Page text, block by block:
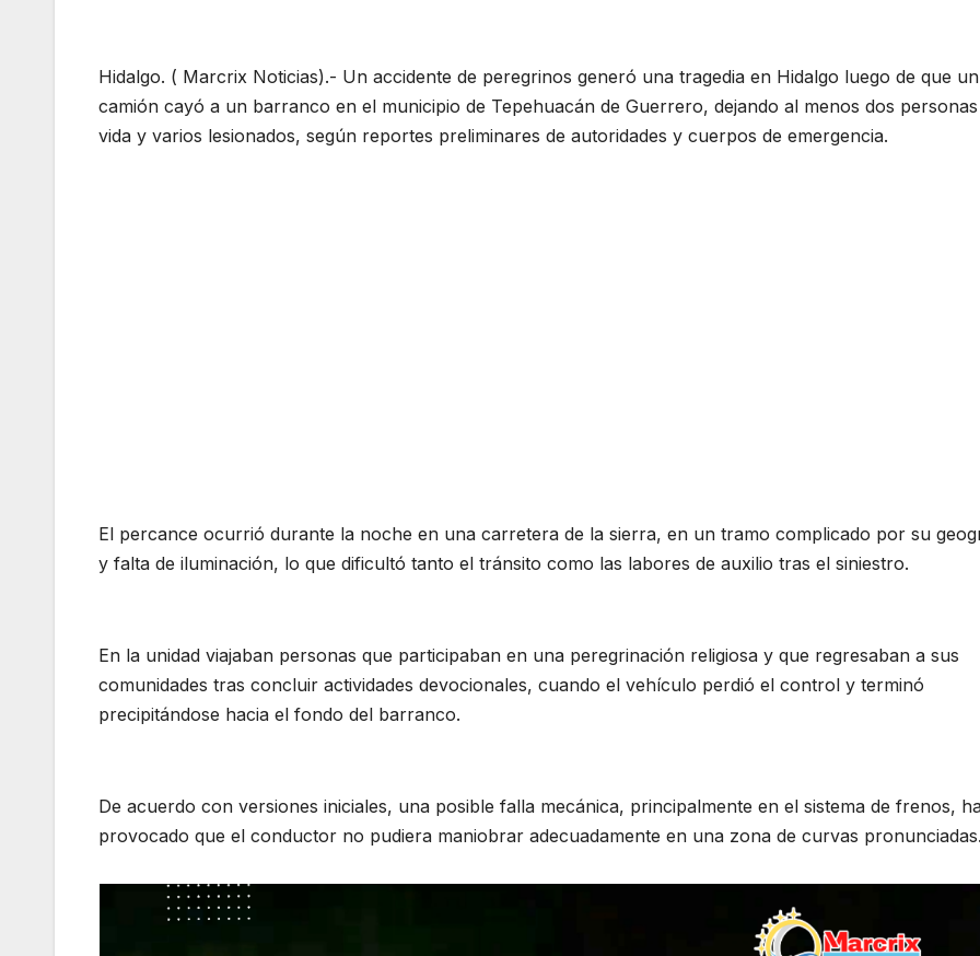
Hidalgo. ( Marcrix Noticias).- Un accidente de peregrinos generó una tragedia en Hidalgo luego de que un
camión cayó a un barranco en el municipio de Tepehuacán de Guerrero, dejando al menos dos
vida y varios lesionados, según reportes preliminares de autoridades y cuerpos de emergencia.
El percance ocurrió durante la noche en una carretera de la sierra, en un tramo complicado por su
y falta de iluminación, lo que dificultó tanto el tránsito como las labores de auxilio tras el siniestro.
En la unidad viajaban personas que participaban en una peregrinación religiosa y que regresaban a sus
comunidades tras concluir actividades devocionales, cuando el vehículo perdió el control y terminó
precipitándose hacia el fondo del barranco.
De acuerdo con versiones iniciales, una posible falla mecánica, principalmente en el sistema de frenos,
provocado que el conductor no pudiera maniobrar adecuadamente en una zona de curvas